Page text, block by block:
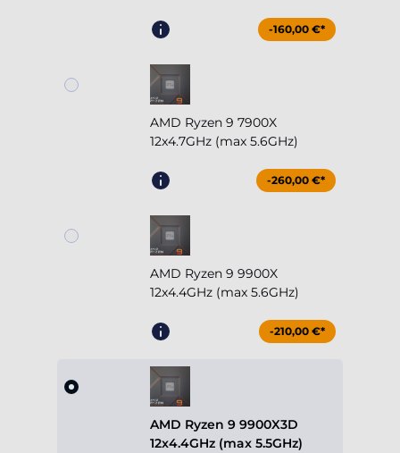
-160,00 €*
AMD Ryzen 9 7900X
12x4.7GHz (max 5.6GHz)
-260,00 €*
AMD Ryzen 9 9900X
12x4.4GHz (max 5.6GHz)
-210,00 €*
AMD Ryzen 9 9900X3D
12x4.4GHz (max 5.5GHz)